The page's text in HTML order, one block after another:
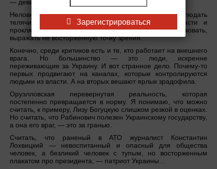
— девиация, ведущая в никуда.
Неловко повторять прописные истины. Стыдно наблюдать
телячий восторг по поводу любого действия власти и
проклятия в адрес тех, кто позволяет себе критиковать,
выражать не восторженную точку зрения.
Конечно, среди критиков есть и те, кто работает на внешнего
врага. Но большинство — это люди, искренне
переживающие за Украину. И вот странное дело. Почему-то
первых продвигают на каналах, которые контролируются
людьми из власти. А на вторых вешают ярлык зрадофила.
Оруэлловская перевернутая реальность, которая
постепенно превращается в норму. Я понимаю, что можно
считать, к примеру, Лизу Богуцкую слишком резкой в оценках.
Но считать, что Рабинович полезен Украинскому государству,
а она его враг, — это за гранью.
Считать, что раненый в АТО журналист Константин
Лохвицкий — невоспитанный и опасный для общества
человек, а безликий человек с тупым, но восторженным
плакатом про президента, — патриот Украины…
Зарегистрироваться